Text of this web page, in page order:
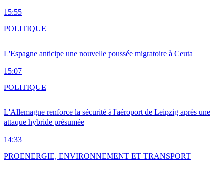
15:55
L'Espagne anticipe une nouvelle poussée migratoire à Ceuta
15:07
POLITIQUE
L'Allemagne renforce la sécurité à l'aéroport de Leipzig après une
attaque hybride présumée
14:33
POLITIQUE
PROENERGIE, ENVIRONNEMENT ET TRANSPORT